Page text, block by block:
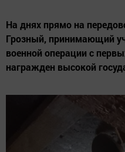
На днях прямо на
Грозный, принимающий
военной операции с
награжден высокой